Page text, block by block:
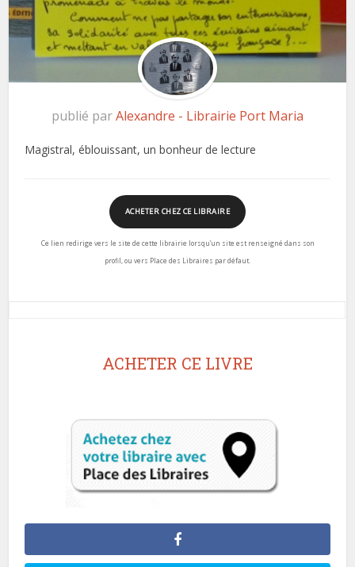
publié parAlexandre - Librairie Port Maria
Magistral, éblouissant, un bonheur de lecture
ACHETER CHEZ CE LIBRAIRE
Ce lien redirige vers le site de cette librairie lorsqu’un site est renseigné dans son
profil, ou vers Place des Libraires par défaut.
ACHETER CE LIVRE